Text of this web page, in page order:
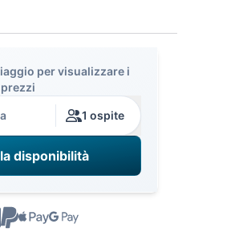
per visualizzare i
prezzi
1 ospite
disponibilità